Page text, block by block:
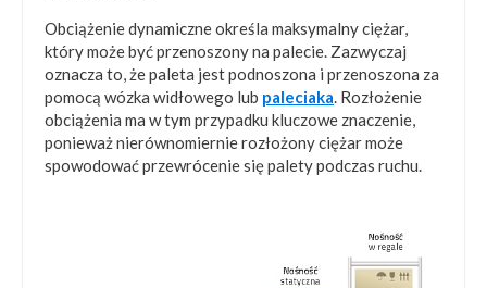
Obciążenie dynamiczne określa maksymalny ciężar,
który może być przenoszony na palecie. Zazwyczaj
oznacza to, że paleta jest podnoszona i przenoszona za
pomocą wózka widłowego lub paleciaka. Rozłożenie
obciążenia ma w tym przypadku kluczowe znaczenie,
ponieważ nierównomiernie rozłożony ciężar może
spowodować przewrócenie się palety podczas ruchu.